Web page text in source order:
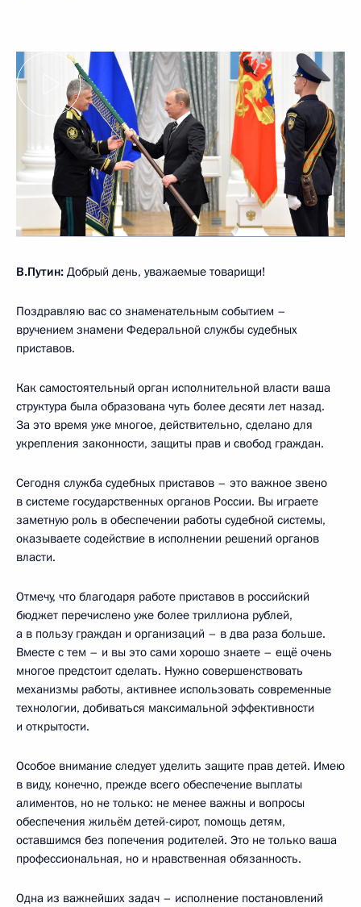
В.Путин: Добрый день, уважаемые товарищи!
Поздравляю вас со знаменательным событием –
вручением знамени Федеральной службы судебных
приставов.
Как самостоятельный орган исполнительной власти ваша
структура была образована чуть более десяти лет назад.
За это время уже многое, действительно, сделано для
укрепления законности, защиты прав и свобод граждан.
Сегодня служба судебных приставов – это важное звено
в системе государственных органов России. Вы играете
заметную роль в обеспечении работы судебной системы,
оказываете содействие в исполнении решений органов
власти.
Отмечу, что благодаря работе приставов в российский
бюджет перечислено уже более триллиона рублей,
а в пользу граждан и организаций – в два раза больше.
Вместе с тем – и вы это сами хорошо знаете – ещё очень
многое предстоит сделать. Нужно совершенствовать
механизмы работы, активнее использовать современные
технологии, добиваться максимальной эффективности
и открытости.
Особое внимание следует уделить защите прав детей. Имею
в виду, конечно, прежде всего обеспечение выплаты
алиментов, но не только: не менее важны и вопросы
обеспечения жильём детей-сирот, помощь детям,
оставшимся без попечения родителей. Это не только ваша
профессиональная, но и нравственная обязанность.
Одна из важнейших задач – исполнение постановлений